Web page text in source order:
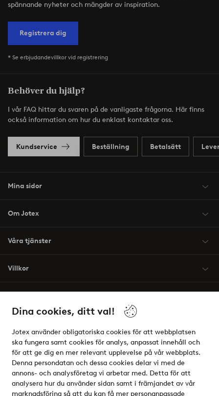
Dina cookies, ditt val!
Jotex använder obligatoriska cookies för att webbplatsen
ska fungera samt cookies för analys, anpassat innehåll och
för att ge dig en mer relevant upplevelse på vår webbplats.
Denna persondatan och dessa cookies delar vi med de
annons- och analysföretag vi arbetar med. Detta för att
analysera hur du använder sidan samt i främjandet av vår
marknadsföring så att du kan få mer personanpassade
spännande nyheter och mängder av inspiration.
Registrera dig
* Se erbjudandevillkor vid registrering
Behöver du hjälp?
I vår FAQ hittar du svaren på de vanligaste frågorna. Här finns
också information om hur du enklast kontaktar oss.
Kundservice Beställning Betalsätt
Mina sidor
Om Jotex
Våra tjänster
Villkor
Säkra betalningar - Betala direkt eller dela upp
Vill du veta mer om våra betalalternativ?
elpy